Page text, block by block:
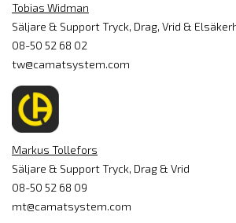
Tobias Widman
Säljare & Support Tryck, Drag, Vrid &
08-50 52 68 02
tw@camatsystem.com
Markus Tollefors
Säljare & Support Tryck, Drag & Vrid
08-50 52 68 09
mt@camatsystem.com